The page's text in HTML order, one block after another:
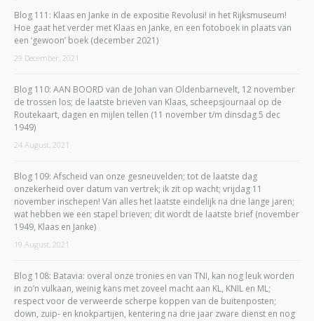
Blog 111: Klaas en Janke in de expositie Revolusi! in het Rijksmuseum!
Hoe gaat het verder met Klaas en Janke, en een fotoboek in plaats van
een ‘gewoon’ boek (december 2021)
29 December, 2021
Blog 110: AAN BOORD van de Johan van Oldenbarnevelt, 12 november
de trossen los; de laatste brieven van Klaas, scheepsjournaal op de
Routekaart, dagen en mijlen tellen (11 november t/m dinsdag 5 dec
1949)
24 August, 2021
Blog 109: Afscheid van onze gesneuvelden; tot de laatste dag
onzekerheid over datum van vertrek; ik zit op wacht; vrijdag 11
november inschepen! Van alles het laatste eindelijk na drie lange jaren;
wat hebben we een stapel brieven; dit wordt de laatste brief (november
1949, Klaas en Janke)
19 August, 2021
Blog 108: Batavia: overal onze tronies en van TNI, kan nog leuk worden
in zo’n vulkaan, weinig kans met zoveel macht aan KL, KNIL en ML;
respect voor de verweerde scherpe koppen van de buitenposten;
down, zuip- en knokpartijen, kentering na drie jaar zware dienst en nog